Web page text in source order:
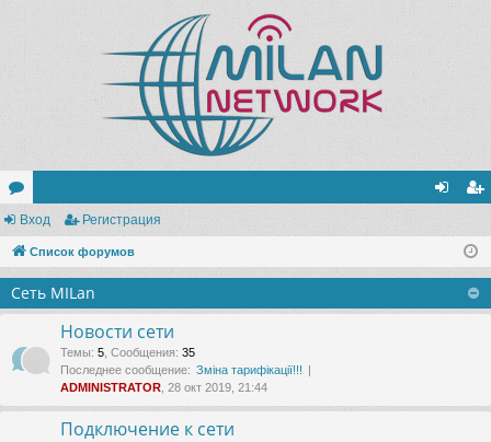
ор
ум
ы
ис
тр
ац
Вход Регистрация
Список форумов
Сеть MILan
Новости сети
Темы: 5 Сообщения: 35
Последнее сообщение: Зміна тарифікації!!!
ADMINISTRATOR , 28 окт 2019, 21:44
Подключение к сети